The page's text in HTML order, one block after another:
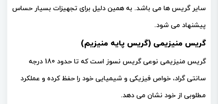
سایر گریس ها می باشد. به همین دلیل برای تجهیزات بسیار حساس
پیشنهاد می شود.
گریس منیزیمی (گریس پایه منیزیم)
گریس منیزیمی نوعی گریس نسوز است که تا حدود 180 درجه
سانتی گراد، خواص فیزیکی و شیمیایی خود را حفظ کرده و عملکرد
مطلوبی از خود نشان می دهد.